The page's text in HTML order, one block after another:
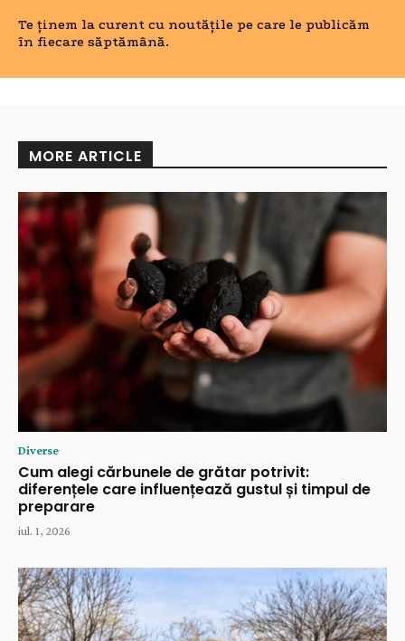
Te ținem la curent cu noutățile pe care le publicăm
în fiecare săptămână.
MORE ARTICLE
Diverse
Cum alegi cărbunele de grătar potrivit:
diferențele care influențează gustul și timpul de
preparare
iul. 1, 2026